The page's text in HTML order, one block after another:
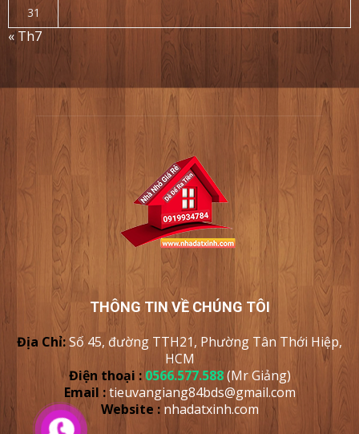
31
« Th7
THÔNG TIN VỀ CHÚNG TÔI
Địa Chỉ:Số 45, đường TTH21, Phường Tân Thới Hiệp,
HCM
Điện thoại : 0566.577.588 (Mr Giảng)
Email :tieuvangiang84bds@gmail.com
Website : nhadatxinh.com